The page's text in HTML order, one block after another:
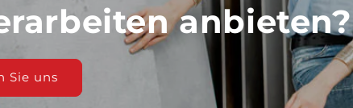
anbieten?
Sie uns